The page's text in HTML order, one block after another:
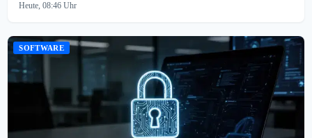
Heute, 08:46 Uhr
SOFTWARE